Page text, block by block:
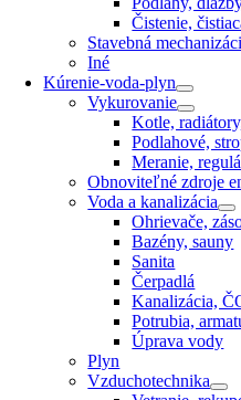
Čistenie,
Stavebná
Iné
Kúrenie-voda-plyn
Vykurovanie
Kotle,
Podlahové,
Meranie,
Obnoviteľné zdroje
Voda a kanalizácia
Ohrievače,
Bazény, sauny
Sanita
Čerpadlá
Kanalizácia,
Potrubia,
Úprava vody
Plyn
Vzduchotechnika